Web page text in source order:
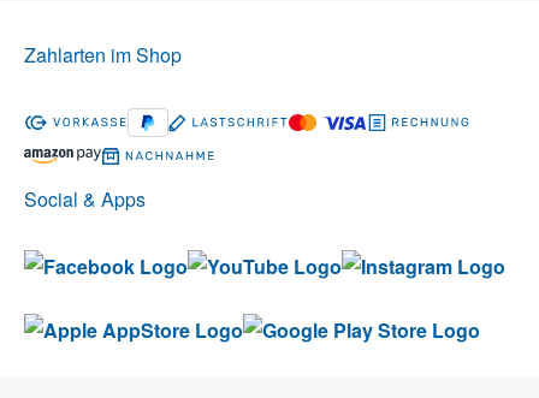
Social & Apps
Zahlarten im Shop